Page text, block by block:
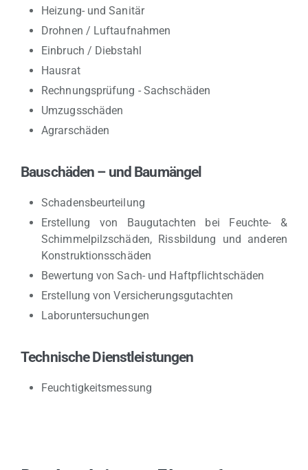
Heizung- und Sanitär
Drohnen / Luftaufnahmen
Einbruch / Diebstahl
Hausrat
Rechnungsprüfung - Sachschäden
Umzugsschäden
Agrarschäden
Bauschäden – und Baumängel
Schadensbeurteilung
Erstellung von Baugutachten bei Feuchte- &
Schimmelpilzschäden, Rissbildung und anderen
Konstruktionsschäden
Bewertung von Sach- und Haftpflichtschäden
Erstellung von Versicherungsgutachten
Laboruntersuchungen
Technische Dienstleistungen
Feuchtigkeitsmessung